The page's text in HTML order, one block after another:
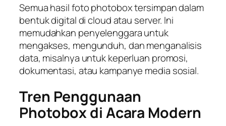
Semua hasil foto photobox tersimpan dalam
bentuk digital di cloud atau server. Ini
memudahkan penyelenggara untuk
mengakses, mengunduh, dan menganalisis
data, misalnya untuk keperluan promosi,
dokumentasi, atau kampanye media sosial.
Tren Penggunaan
Photobox di Acara Modern